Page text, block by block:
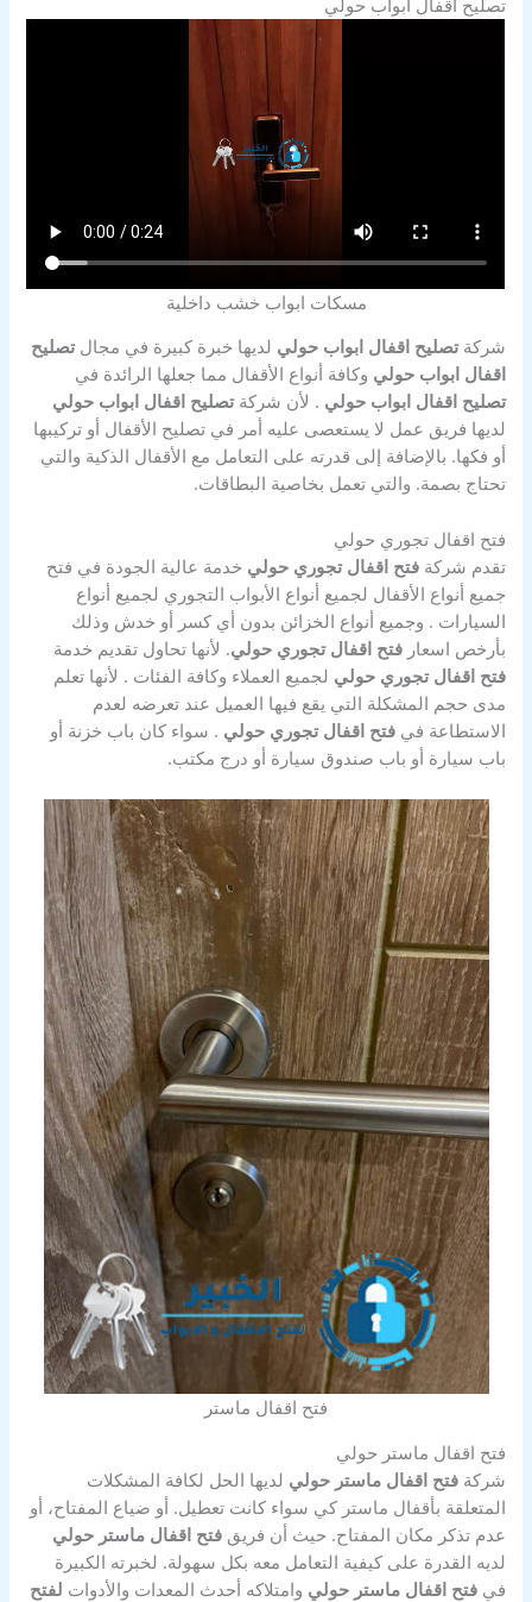
مسكات ابواب خشب داخلية
شركةتصليح اقفال ابواب حولي لديها خبرة كبيرة في مجالتصليح
اقفال ابواب حولي وكافة أنواع الأقفال مما جعلها الرائدة في
تصليح اقفال ابواب حولي . لأن شركةتصليح اقفال ابواب حولي
لديها فريق عمل لا يستعصى عليه أمر في تصليح الأقفال أو تركيبها
أو فكها. بالإضافة إلى قدرته على التعامل مع الأقفال الذكية والتي
تحتاج بصمة. والتي تعمل بخاصية البطاقات.
فتح اقفال تجوري حولي
تقدم شركةفتح اقفال تجوري حولي خدمة عالية الجودة في فتح
جميع أنواع الأقفال لجميع أنواع الأبواب التجوري لجميع أنواع
السيارات . وجميع أنواع الخزائن بدون أي كسر أو خدش وذلك
بأرخص اسعارفتح اقفال تجوري حولي. لأنها تحاول تقديم خدمة
فتح اقفال تجوري حولي لجميع العملاء وكافة الفئات . لأنها تعلم
مدى حجم المشكلة التي يقع فيها العميل عند تعرضه لعدم
الاستطاعة فيفتح اقفال تجوري حولي . سواء كان باب خزنة أو
باب سيارة أو باب صندوق سيارة أو درج مكتب.
فتح اقفال ماستر
فتح اقفال ماستر حولي
شركةفتح اقفال ماستر حولي لديها الحل لكافة المشكلات
المتعلقة بأقفال ماستر كي سواء كانت تعطيل. أو ضياع المفتاح، أو
عدم تذكر مكان المفتاح. حيث أن فريقفتح اقفال ماستر حولي
لديه القدرة على كيفية التعامل معه بكل سهولة. لخبرته الكبيرة
فيفتح اقفال ماستر حولي وامتلاكه أحدث المعدات والأدوات لفتح